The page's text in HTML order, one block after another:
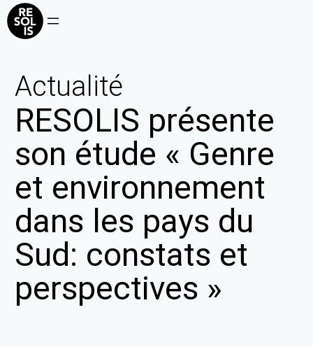
Actualité
RESOLIS présente
son étude « Genre
et environnement
dans les pays du
Sud: constats et
perspectives »